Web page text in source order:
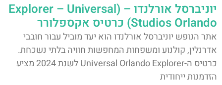
יוניברסל אורלנדו – (Explorer – Universal
Studios Orlando) כרטיס אקספלורר
אתר הנופש יוניברסל אורלנדו הוא יעד מוביל עבור חובבי
אדרנלין, קולנוע ומשפחות המחפשות חוויה בלתי נשכחת.
כרטיס ה-Universal Orlando Explorer לשנת 2024 מציע
הזדמנות ייחודית